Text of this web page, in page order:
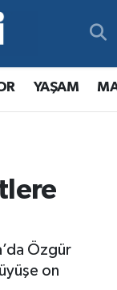
YAŞAM
Özgür
on